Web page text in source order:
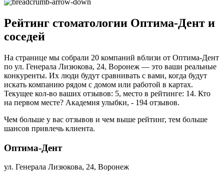
Рейтинг стоматологии Оптима-Дент и
соседей
На странице мы собрали 20 компаний вблизи от Оптима-Дент
по ул. Генерала Лизюкова, 24, Воронеж — это ваши реальные
конкуренты. Их люди будут сравнивать с вами, когда будут
искать компанию рядом с домом или работой в картах.
Текущее кол-во ваших отзывов: 5, место в рейтинге: 14. Кто
на первом месте? Академия улыбки, - 194 отзывов.
Чем больше у вас отзывов и чем выше рейтинг, тем больше
шансов привлечь клиента.
Оптима-Дент
ул. Генерала Лизюкова, 24, Воронеж